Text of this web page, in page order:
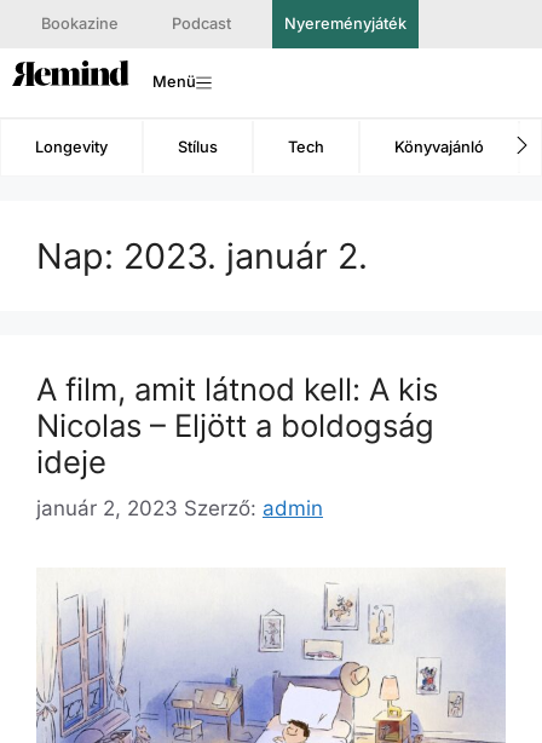
Bookazine Podcast Nyereményjáték
Menü
Longevity Stílus Tech Könyvajánló
Nap: 2023. január 2.
A film, amit látnod kell: A kis
Nicolas – Eljött a boldogság
ideje
január 2, 2023 Szerző: admin